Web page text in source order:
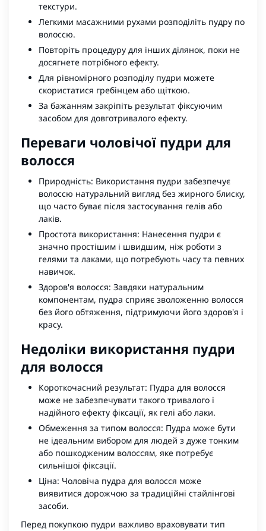
текстури.
Легкими масажними рухами розподіліть пудру по
волоссю.
Повторіть процедуру для інших ділянок, поки не
досягнете потрібного ефекту.
Для рівномірного розподілу пудри можете
скористатися гребінцем або щіткою.
За бажанням закріпіть результат фіксуючим
засобом для довготривалого ефекту.
Переваги чоловічої пудри для
волосся
Природність: Використання пудри забезпечує
волоссю натуральний вигляд без жирного блиску,
що часто буває після застосування гелів або
лаків.
Простота використання: Нанесення пудри є
значно простішим і швидшим, ніж роботи з
гелями та лаками, що потребують часу та певних
навичок.
Здоров'я волосся: Завдяки натуральним
компонентам, пудра сприяє зволоженню волосся
без його обтяження, підтримуючи його здоров'я і
красу.
Недоліки використання пудри
для волосся
Короткочасний результат: Пудра для волосся
може не забезпечувати такого тривалого і
надійного ефекту фіксації, як гелі або лаки.
Обмеження за типом волосся: Пудра може бути
не ідеальним вибором для людей з дуже тонким
або пошкодженим волоссям, яке потребує
сильнішої фіксації.
Ціна: Чоловіча пудра для волосся може
виявитися дорожчою за традиційні стайлінгові
засоби.
Перед покупкою пудри важливо враховувати тип